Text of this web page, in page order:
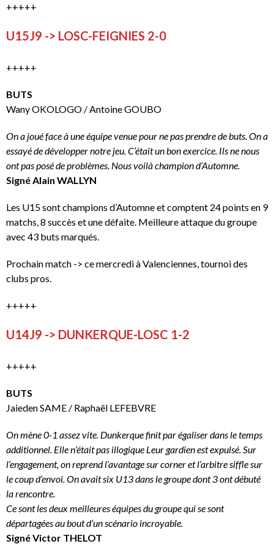
+++++
U15J9 -> LOSC-FEIGNIES 2-0
+++++
BUTS
Wany OKOLOGO / Antoine GOUBO
On a joué face à une équipe venue pour ne pas prendre de buts. On a
essayé de développer notre jeu. C’était un bon exercice. Ils ne nous
ont pas posé de problèmes. Nous voilà champion d’Automne.
Signé Alain WALLYN
Les U15 sont champions d’Automne et comptent 24 points en 9
matchs, 8 succès et une défaite. Meilleure attaque du groupe
avec 43 buts marqués.
Prochain match -> ce mercredi à Valenciennes, tournoi des
clubs pros.
+++++
U14J9 -> DUNKERQUE-LOSC 1-2
+++++
BUTS
Jaieden SAME / Raphaël LEFEBVRE
On mène 0-1 assez vite. Dunkerque finit par égaliser dans le temps
additionnel. Elle n’était pas illogique Leur gardien est expulsé. Sur
l’engagement, on reprend l’avantage sur corner et l’arbitre siffle sur
le coup d’envoi. On avait six U13 dans le groupe dont 3 ont débuté
la rencontre.
Ce sont les deux meilleures équipes du groupe qui se sont
départagées au bout d’un scénario incroyable.
Signé Victor THELOT